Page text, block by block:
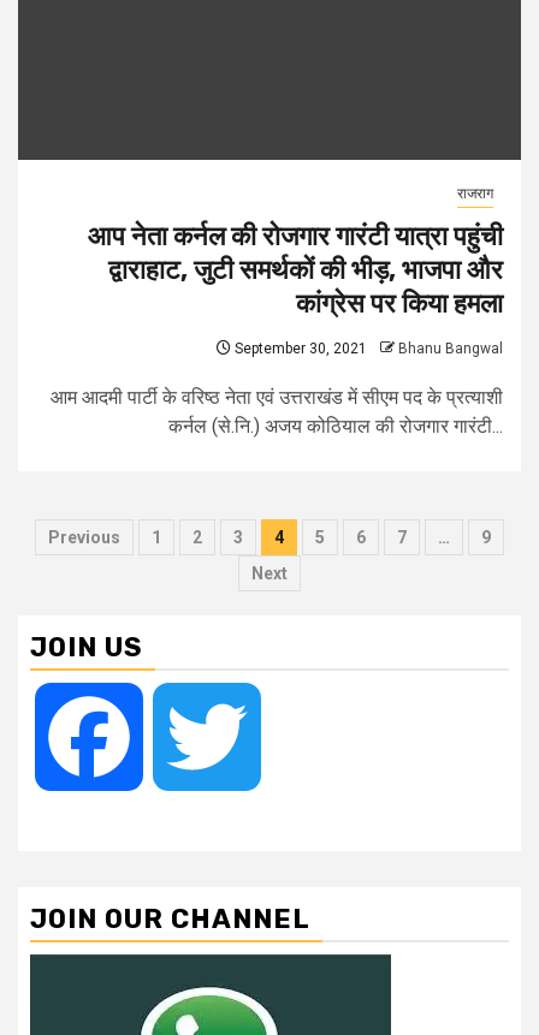
राजराग
आप नेता कर्नल की रोजगार गारंटी यात्रा पहुंची
द्वाराहाट, जुटी समर्थकों की भीड़, भाजपा और
कांग्रेस पर किया हमला
September 30, 2021 Bhanu Bangwal
आम आदमी पार्टी के वरिष्ठ नेता एवं उत्तराखंड में सीएम पद के प्रत्याशी
कर्नल (से.नि.) अजय कोठियाल की रोजगार गारंटी...
Posts
Previous 1 2 3 4 5 6 7 …
9
Next
JOIN US
Facebook
JOIN OUR CHANNEL